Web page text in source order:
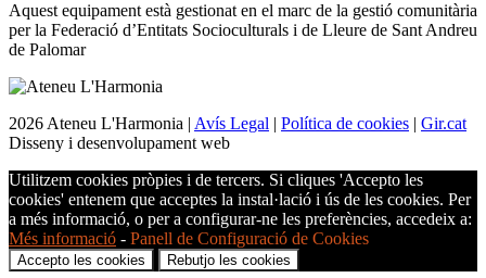
Aquest equipament està gestionat en el marc de la gestió comunitària
per la Federació d’Entitats Socioculturals i de Lleure de Sant Andreu
de Palomar
2026 Ateneu L'Harmonia | Avís Legal | Política de cookies | Gir.cat
Disseny i desenvolupament web
Utilitzem cookies pròpies i de tercers. Si cliques 'Accepto les
cookies' entenem que acceptes la instal·lació i ús de les cookies. Per
a més informació, o per a configurar-ne les preferències, accedeix a:
Més informació - Panell de Configuració de Cookies
Accepto les cookies Rebutjo les cookies